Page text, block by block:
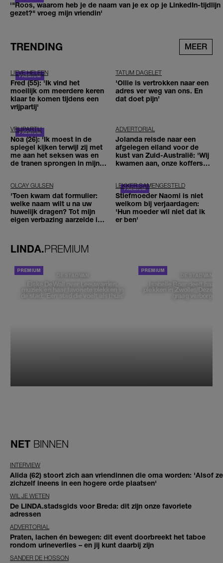
'"Roos, waarom heb je de naam van je ex op je LinkedIn-tijdlijn
gezet?" vroeg mijn vriendin'
TRENDING MEER
LIEVE HELEEN
Fred (55): 'Ik vind het
moeilijk om meerdere keren
klaar te komen tijdens een
vrijpartij'
TATUM DAGELET
'Ollie is vertrokken naar een
adres ver weg van ons. En
dat doet pijn’
VRIJPARTIJ
Noa (26): 'Ik moest in de
spiegel kijken terwijl zij met
me aan het seksen was en
de tranen sprongen in mijn
ADVERTORIAL
Jolanda reisde naar een
afgelegen eiland voor de
kust van Zuid-Australië: 'Wij
kwamen aan, onze koffers
OLCAY GULSEN
'Toen kwam dat formulier:
welke naam wilt u na uw
huwelijk dragen? Tot mijn
eigen verbazing aarzelde ik
LEKKER SAMENGESTELD
Stiefmoeder Naomi is niet
welkom bij verjaardagen:
'Hun moeder wil niet dat ik
er ben'
LINDA.PREMIUM
DE STAD VAN
Elske DeWall over Leeuwarden,
muziek en haar favoriete plekken in
de stad: 'Een stad die voelt als thuis'
DE STAD VAN
Isabelle Boer deelt haar
plekken in Zwolle: 'Deze
graag verborgen'
NET BINNEN
INTERVIEW
Alida (62) stoort zich aan vriendinnen die oma worden: 'Alsof ze
zichzelf ineens in een hogere orde plaatsen'
WIL JE WETEN
De LINDA.stadsgids voor Breda: dit zijn onze favoriete
adressen
ADVERTORIAL
Praten, lachen én bewegen: dit event doorbreekt het taboe
rondom urineverlies – en jij kunt daarbij zijn
SANDER DE HOSSON